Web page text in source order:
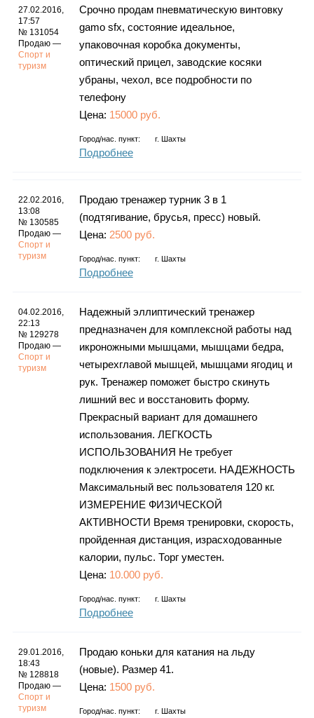
27.02.2016,
17:57
№ 131054
Продаю —
Спорт и
туризм
Срочно продам пневматическую винтовку
gamo sfx, состояние идеальное,
упаковочная коробка документы,
оптический прицел, заводские косяки
убраны, чехол, все подробности по
телефону
Цена: 15000 руб.
Город/нас. пункт: г. Шахты
Подробнее
22.02.2016,
13:08
№ 130585
Продаю —
Спорт и
туризм
Продаю тренажер турник 3 в 1
(подтягивание, брусья, пресс) новый.
Цена: 2500 руб.
Город/нас. пункт: г. Шахты
Подробнее
04.02.2016,
22:13
№ 129278
Продаю —
Спорт и
туризм
Надежный эллиптический тренажер
предназначен для комплексной работы над
икроножными мышцами, мышцами бедра,
четырехглавой мышцей, мышцами ягодиц и
рук. Тренажер поможет быстро скинуть
лишний вес и восстановить форму.
Прекрасный вариант для домашнего
использования. ЛЕГКОСТЬ
ИСПОЛЬЗОВАНИЯ Не требует
подключения к электросети. НАДЕЖНОСТЬ
Максимальный вес пользователя 120 кг.
ИЗМЕРЕНИЕ ФИЗИЧЕСКОЙ
АКТИВНОСТИ Время тренировки, скорость,
пройденная дистанция, израсходованные
калории, пульс. Торг уместен.
Цена: 10.000 руб.
Город/нас. пункт: г. Шахты
Подробнее
29.01.2016,
18:43
№ 128818
Продаю —
Спорт и
туризм
Продаю коньки для катания на льду
(новые). Размер 41.
Цена: 1500 руб.
Город/нас. пункт: г. Шахты